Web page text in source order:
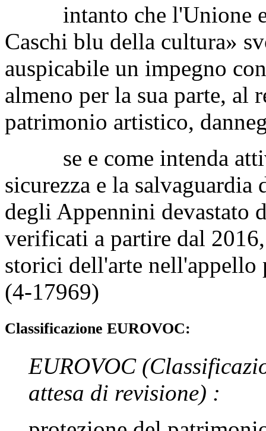
intanto che l'Unione
Caschi blu della cultura»
auspicabile un impegno
almeno per la sua parte, al
patrimonio artistico,
se e come intenda
sicurezza e la
degli Appennini devastato
verificati a partire dal
storici dell'arte nell'appello
(4-17969)
Classificazione EUROVOC:
EUROVOC
attesa di revisione) :